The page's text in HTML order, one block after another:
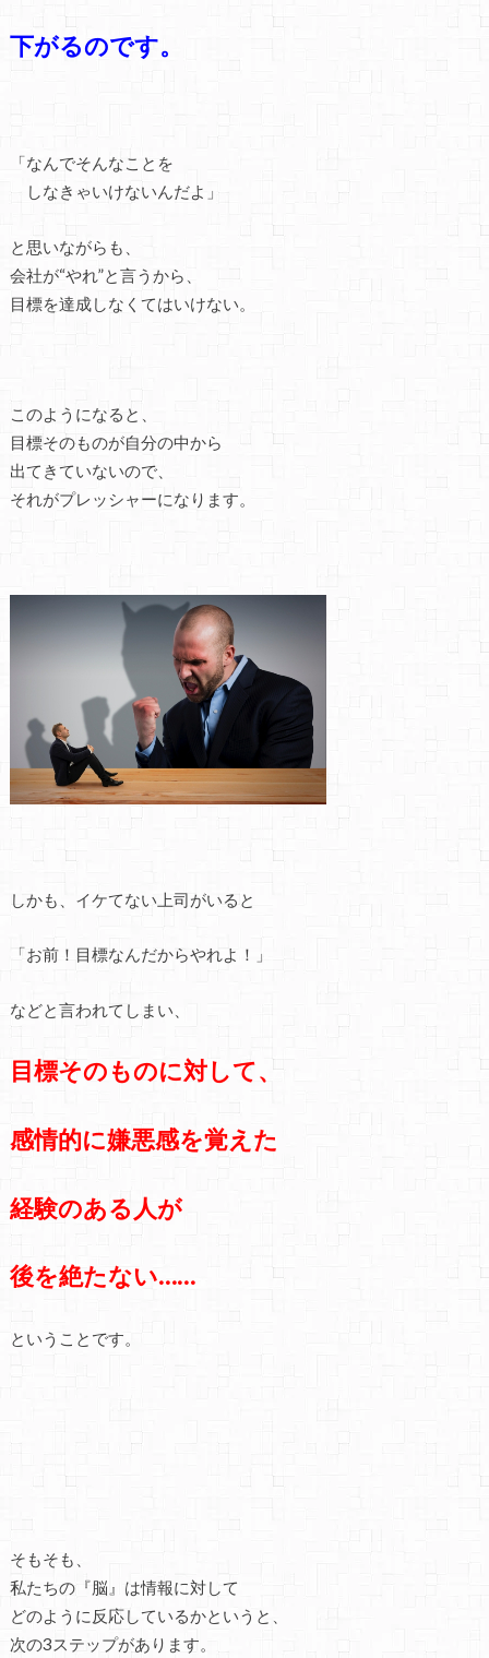
下がるのです。
「なんでそんなことを
しなきゃいけないんだよ」
と思いながらも、
会社が“やれ”と言うから、
目標を達成しなくてはいけない。
このようになると、
目標そのものが自分の中から
出てきていないので、
それがプレッシャーになります。
しかも、イケてない上司がいると
「お前！目標なんだからやれよ！」
などと言われてしまい、
目標そのものに対して、
感情的に嫌悪感を覚えた
経験のある人が
後を絶たない……
ということです。
そもそも、
私たちの『脳』は情報に対して
どのように反応しているかというと、
次の3ステップがあります。